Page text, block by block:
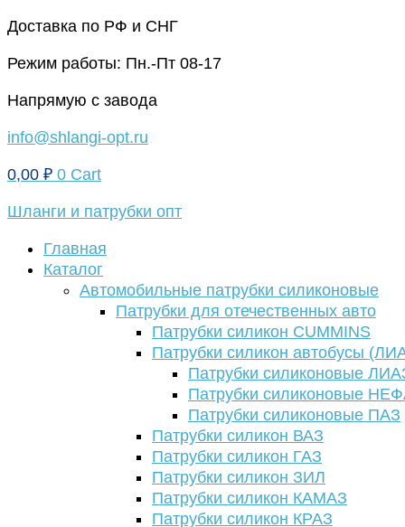
Перейти
содержимому
Доставка по РФ и СНГ
Режим работы: Пн.-Пт 08-17
Напрямую с завода
info@shlangi-opt.ru
0,00 ₽ 0 Cart
Шланги и патрубки опт
Главная
Каталог
Автомобильные патрубки силиконовые
Патрубки для отечественных авто
Патрубки силикон CUMMINS
Патрубки силикон автобусы
Патрубки силиконовые
Патрубки силиконовые
Патрубки силиконовые ПАЗ
Патрубки силикон ВАЗ
Патрубки силикон ГАЗ
Патрубки силикон ЗИЛ
Патрубки силикон КАМАЗ
Патрубки силикон КРАЗ